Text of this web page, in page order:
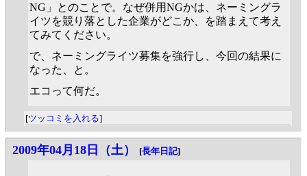
NG」とのことで。なぜ併用NGかは、ネーミングラ
イツを競り落とした企業がどこか、を踏まえて考え
てみてください。
で、ネーミングライツ募集を強行し、今回の結果に
なった、と。
エコって何だ。
[ツッコミを入れる]
2009年04月18日（土） [長年日記]